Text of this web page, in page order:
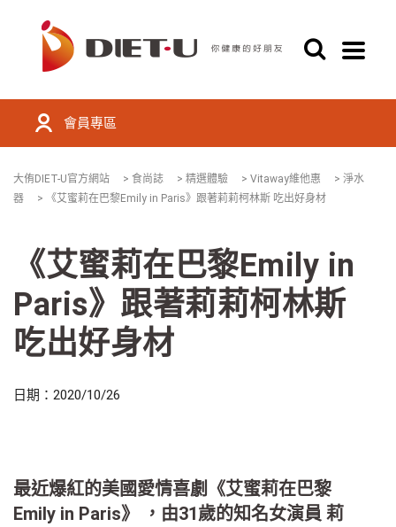
會員專區
大侑DIET-U官方網站 > 食尚誌 > 精選體驗 > Vitaway維他惠 > 淨水
器
> 《艾蜜莉在巴黎Emily in Paris》跟著莉莉柯林斯 吃出好身材
《艾蜜莉在巴黎Emily in
Paris》跟著莉莉柯林斯
吃出好身材
日期：2020/10/26
最近爆紅的美國愛情喜劇《艾蜜莉在巴黎
Emily in Paris》 ，由31歲的知名女演員 莉